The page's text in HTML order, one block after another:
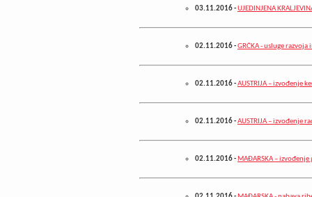
03.11.2016-UJEDINJENA
02.11.2016-GRČKA - usluge
02.11.2016-AUSTRIJA – izvođenje
02.11.2016-AUSTRIJA – izvođenje
02.11.2016- MAĐARSKA –